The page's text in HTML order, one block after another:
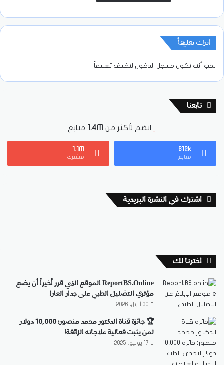
اترك تعليقاً
يجب أنت تكون مسجل الدخول لتضيف تعليقاً.
تابعنا
انضم لأكثر من 1.4M متابع
312k
متابع
1.1M
مشترك
اشترك في النشرة البريدية
اخترنا لك
ReportBS.Online الموقع الذي قرر أخيراً أن يضع
مؤثري التضليل الطبي على جدار العار!
30 أبريل، 2026
🏆 جائزة قناة الدكتور محمد منصور: 10,000 دولار
لمن يثبت فعالية علاجاته الزائفة!
17 يونيو، 2025